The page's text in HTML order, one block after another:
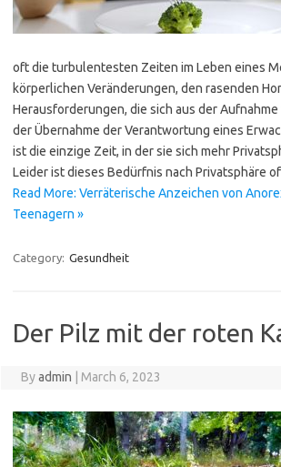
oft die turbulentesten Zeiten im Leben eines
körperlichen Veränderungen, den rasenden
Herausforderungen, die sich aus der
der Übernahme der Verantwortung eines
ist die einzige Zeit, in der sie sich mehr
Leider ist dieses Bedürfnis nach Privatsphäre
Read More: Verräterische Anzeichen von
Teenagern »
Category: Gesundheit
Der Pilz mit der roten
Byadmin March 6, 2023